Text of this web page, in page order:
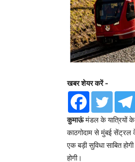
खबर शेयर करें -
कुमाऊंमंडल के यात्रियों
काठगोदाम से मुंबई सेंट्रल
एक बड़ी सुविधा साबित
होगी।